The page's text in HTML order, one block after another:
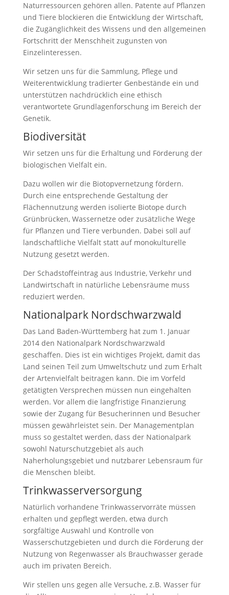
Naturressourcen gehören allen. Patente auf Pflanzen
und Tiere blockieren die Entwicklung der Wirtschaft,
die Zugänglichkeit des Wissens und den allgemeinen
Fortschritt der Menschheit zugunsten von
Einzelinteressen.
Wir setzen uns für die Sammlung, Pflege und
Weiterentwicklung tradierter Genbestände ein und
unterstützen nachdrücklich eine ethisch
verantwortete Grundlagenforschung im Bereich der
Genetik.
Biodiversität
Wir setzen uns für die Erhaltung und Förderung der
biologischen Vielfalt ein.
Dazu wollen wir die Biotopvernetzung fördern.
Durch eine entsprechende Gestaltung der
Flächennutzung werden isolierte Biotope durch
Grünbrücken, Wassernetze oder zusätzliche Wege
für Pflanzen und Tiere verbunden. Dabei soll auf
landschaftliche Vielfalt statt auf monokulturelle
Nutzung gesetzt werden.
Der Schadstoffeintrag aus Industrie, Verkehr und
Landwirtschaft in natürliche Lebensräume muss
reduziert werden.
Nationalpark Nordschwarzwald
Das Land Baden-Württemberg hat zum 1. Januar
2014 den Nationalpark Nordschwarzwald
geschaffen. Dies ist ein wichtiges Projekt, damit das
Land seinen Teil zum Umweltschutz und zum Erhalt
der Artenvielfalt beitragen kann. Die im Vorfeld
getätigten Versprechen müssen nun eingehalten
werden. Vor allem die langfristige Finanzierung
sowie der Zugang für Besucherinnen und Besucher
müssen gewährleistet sein. Der Managementplan
muss so gestaltet werden, dass der Nationalpark
sowohl Naturschutzgebiet als auch
Naherholungsgebiet und nutzbarer Lebensraum für
die Menschen bleibt.
Trinkwasserversorgung
Natürlich vorhandene Trinkwasservorräte müssen
erhalten und gepflegt werden, etwa durch
sorgfältige Auswahl und Kontrolle von
Wasserschutzgebieten und durch die Förderung der
Nutzung von Regenwasser als Brauchwasser gerade
auch im privaten Bereich.
Wir stellen uns gegen alle Versuche, z.B. Wasser für